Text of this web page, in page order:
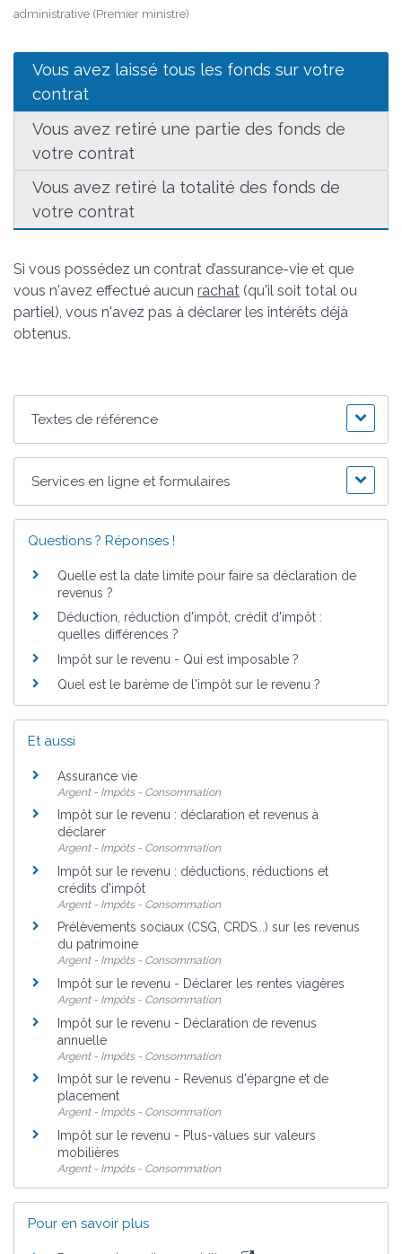
administrative (Premier ministre)
Vous avez laissé tous les fonds sur votre
contrat
Vous avez retiré une partie des fonds de
votre contrat
Vous avez retiré la totalité des fonds de
votre contrat
Si vous possédez un contrat d’assurance-vie et que
vous n'avez effectué aucun rachat (qu'il soit total ou
partiel), vous n'avez pas à déclarer les intérêts déjà
obtenus.
Textes de référence
Services en ligne et formulaires
Questions ? Réponses !
Quelle est la date limite pour faire sa déclaration de
revenus ?
Déduction, réduction d'impôt, crédit d'impôt :
quelles différences ?
Impôt sur le revenu - Qui est imposable ?
Quel est le barème de l'impôt sur le revenu ?
Et aussi
Assurance vie
Argent - Impôts - Consommation
Impôt sur le revenu : déclaration et revenus à
déclarer
Argent - Impôts - Consommation
Impôt sur le revenu : déductions, réductions et
crédits d'impôt
Argent - Impôts - Consommation
Prélèvements sociaux (CSG, CRDS...) sur les revenus
du patrimoine
Argent - Impôts - Consommation
Impôt sur le revenu - Déclarer les rentes viagères
Argent - Impôts - Consommation
Impôt sur le revenu - Déclaration de revenus
annuelle
Argent - Impôts - Consommation
Impôt sur le revenu - Revenus d'épargne et de
placement
Argent - Impôts - Consommation
Impôt sur le revenu - Plus-values sur valeurs
mobilières
Argent - Impôts - Consommation
Pour en savoir plus